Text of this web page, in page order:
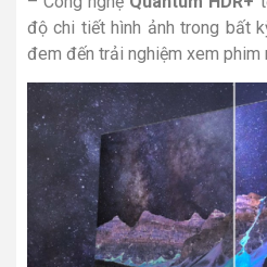
độ chi tiết hình ảnh trong bất
đem đến trải nghiệm xem phim